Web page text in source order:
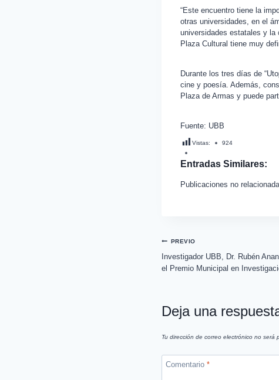
“Este encuentro tiene la
otras universidades, en el
universidades estatales y la
Plaza Cultural tiene muy
Durante los tres días de
cine y poesía. Además,
Plaza de Armas y puede
Fuente: UBB
Vistas: 924
Entradas Similares:
Publicaciones no
PREVIO
Investigador UBB, Dr. Rubén
el Premio Municipal en
Deja una
Tu dirección de correo electrónico no será
Comentario *